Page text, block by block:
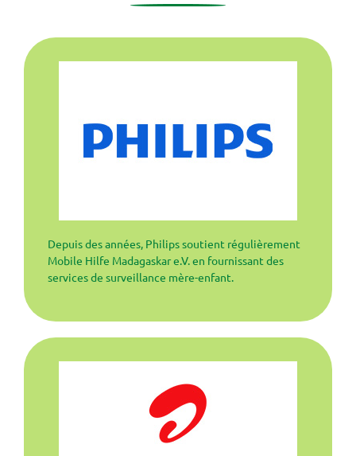
Depuis des années, Philips soutient régulièrement
Mobile Hilfe Madagaskar e.V. en fournissant des
services de surveillance mère-enfant.